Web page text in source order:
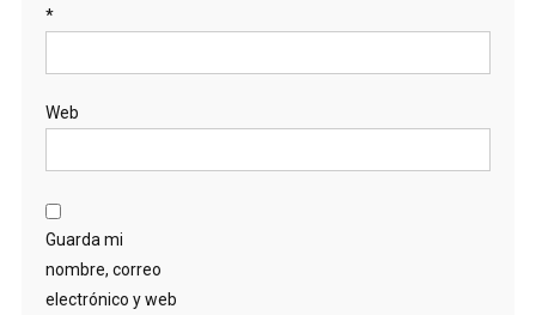
*
Web
Guarda mi
nombre, correo
electrónico y web